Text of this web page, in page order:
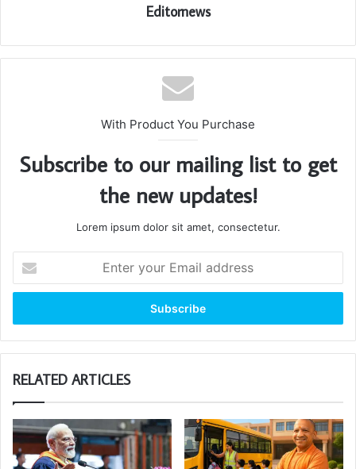
Editornews
With Product You Purchase
Subscribe to our mailing list to get
the new updates!
Lorem ipsum dolor sit amet, consectetur.
your
Email
RELATED ARTICLES